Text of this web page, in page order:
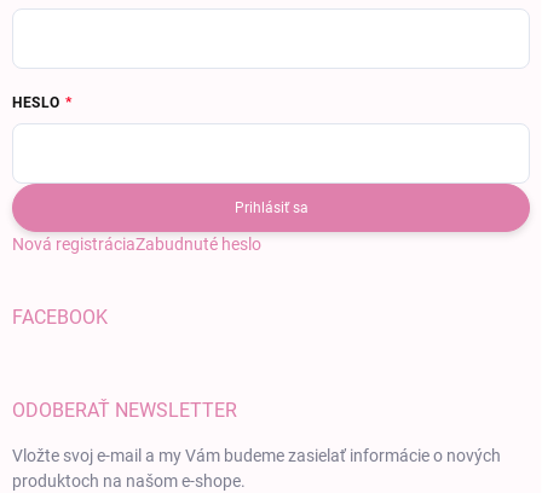
HESLO
Prihlásiť sa
Nová registráciaZabudnuté heslo
FACEBOOK
ODOBERAŤ NEWSLETTER
Vložte svoj e-mail a my Vám budeme zasielať informácie o nových
produktoch na našom e-shope.